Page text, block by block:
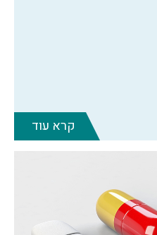
קרא עוד